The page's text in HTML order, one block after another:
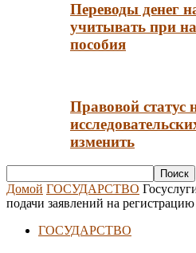
Переводы денег
учитывать при
пособия
Правовой статус
изменить
Домой ГОСУДАРСТВО
подачи заявлений на регистрацию
ГОСУДАРСТВО